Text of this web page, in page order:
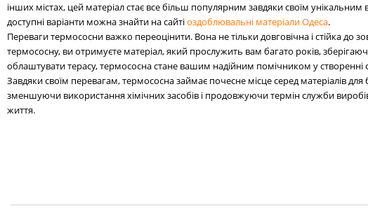
інших містах, цей матеріал стає все більш популярним завдяки своїм
доступні варіанти можна знайти на сайтіоздоблювальні матеріали Одеса.
Переваги термососни важко переоцінити. Вона не тільки довговічна і стійка до
термососну, ви отримуєте матеріал, який прослужить вам багато років,
облаштувати терасу, термососна стане вашим надійним помічником у створенні
Завдяки своїм перевагам, термососна займає почесне місце серед матеріалів для
зменшуючи використання хімічних засобів і продовжуючи термін служби
життя.